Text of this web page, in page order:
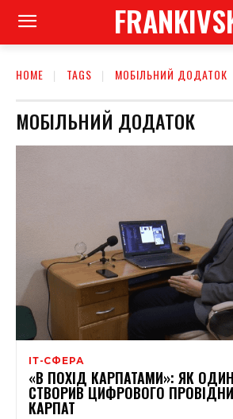
HOME TAGS МОБІЛЬНИЙ ДОДАТОК
МОБІЛЬНИЙ ДОДАТОК
ІТ-СФЕРА
«В ПОХІД КАРПАТАМИ»: ЯК
СТВОРИВ ЦИФРОВОГО
КАРПАТ